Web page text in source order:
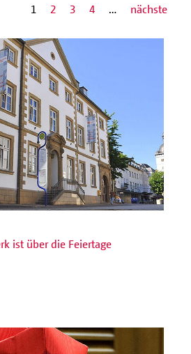
1 2 3 4 … nächste
ist über die Feiertage